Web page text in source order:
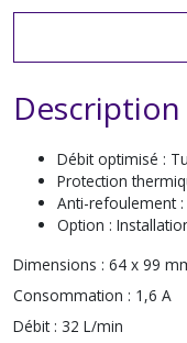
Description
Débit optimisé :
Protection
Anti-refoulement
Option :
Dimensions : 64 x 99
Consommation : 1,6 A
Débit : 32 L/min